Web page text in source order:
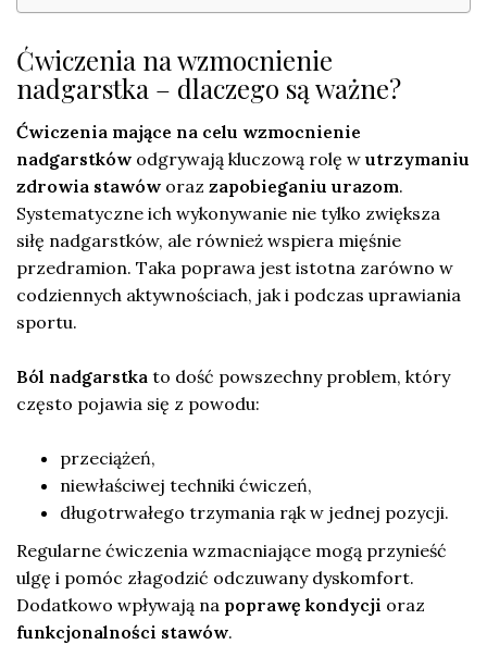
Ćwiczenia na wzmocnienie
nadgarstka – dlaczego są ważne?
Ćwiczenia mające na celu wzmocnienie
nadgarstków odgrywają kluczową rolę w utrzymaniu
zdrowia stawów oraz zapobieganiu urazom.
Systematyczne ich wykonywanie nie tylko zwiększa
siłę nadgarstków, ale również wspiera mięśnie
przedramion. Taka poprawa jest istotna zarówno w
codziennych aktywnościach, jak i podczas uprawiania
sportu.
Ból nadgarstka to dość powszechny problem, który
często pojawia się z powodu:
przeciążeń,
niewłaściwej techniki ćwiczeń,
długotrwałego trzymania rąk w jednej pozycji.
Regularne ćwiczenia wzmacniające mogą przynieść
ulgę i pomóc złagodzić odczuwany dyskomfort.
Dodatkowo wpływają na poprawę kondycji oraz
funkcjonalności stawów.